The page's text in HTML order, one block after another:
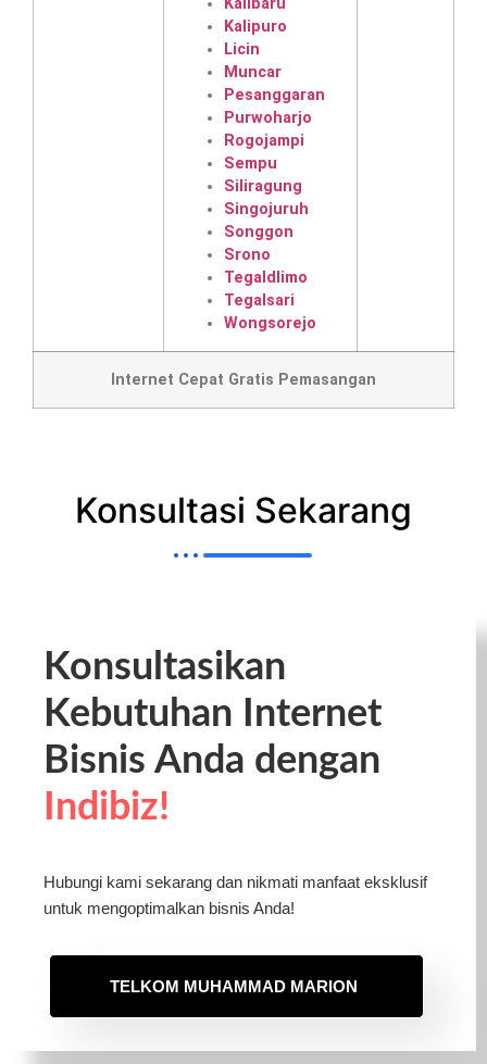
Kalibaru
Kalipuro
Licin
Muncar
Pesanggaran
Purwoharjo
Rogojampi
Sempu
Siliragung
Singojuruh
Songgon
Srono
Tegaldlimo
Tegalsari
Wongsorejo
Internet Cepat Gratis Pemasangan
Konsultasi Sekarang
Konsultasikan
Kebutuhan Internet
Bisnis Anda dengan
Indibiz!
Hubungi kami sekarang dan nikmati manfaat eksklusif
untuk mengoptimalkan bisnis Anda!
TELKOM MUHAMMAD MARION